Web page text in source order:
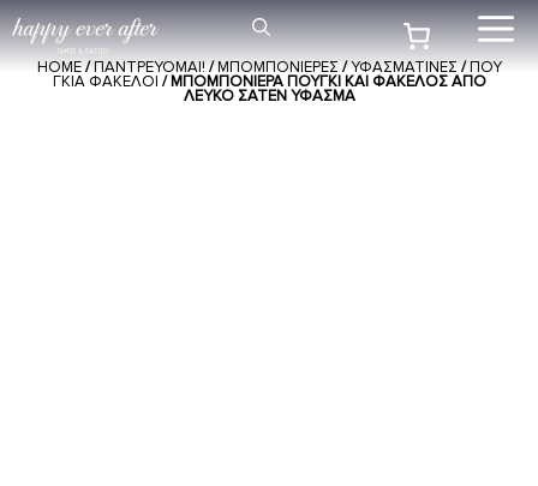
Μετάβαση
σε
περιεχόμενο
HOME/ΠΑΝΤΡΕΥΟΜΑΙ!/ΜΠΟΜΠΟΝΙΕΡΕΣ/ΥΦΑΣΜΑΤΙΝΕΣ/ΠΟΥ
ΓΚΙΑ ΦΑΚΕΛΟΙ / ΜΠΟΜΠΟΝΙΈΡΑ ΠΟΥΓΚΊ ΚΑΙ ΦΆΚΕΛΟΣ ΑΠΌ
ΛΕΥΚΌ ΣΑΤΈΝ ΎΦΑΣΜΑ